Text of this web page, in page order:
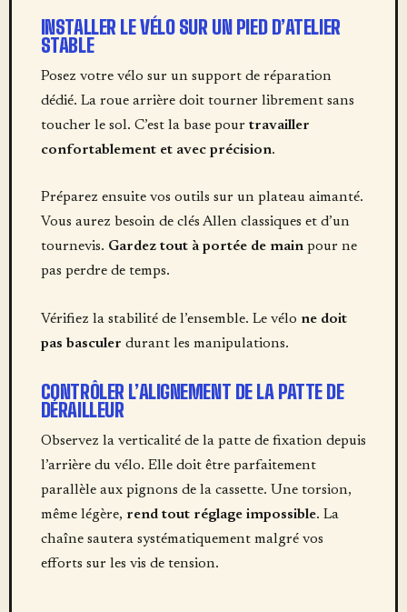
INSTALLER LE VÉLO SUR UN PIED D’ATELIER
STABLE
Posez votre vélo sur un support de réparation
dédié. La roue arrière doit tourner librement sans
toucher le sol. C’est la base pour travailler
confortablement et avec précision.
Préparez ensuite vos outils sur un plateau aimanté.
Vous aurez besoin de clés Allen classiques et d’un
tournevis. Gardez tout à portée de mainpour ne
pas perdre de temps.
Vérifiez la stabilité de l’ensemble. Le vélo ne doit
pas basculer durant les manipulations.
CONTRÔLER L’ALIGNEMENT DE LA PATTE DE
DÉRAILLEUR
Observez la verticalité de la patte de fixation depuis
l’arrière du vélo. Elle doit être parfaitement
parallèle aux pignons de la cassette. Une torsion,
même légère, rend tout réglage impossible. La
chaîne sautera systématiquement malgré vos
efforts sur les vis de tension.